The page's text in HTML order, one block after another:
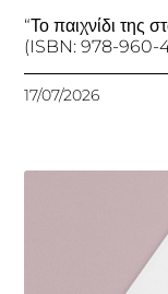
“Το παιχνίδι της
(ISBN: 978-960-
17/07/2026